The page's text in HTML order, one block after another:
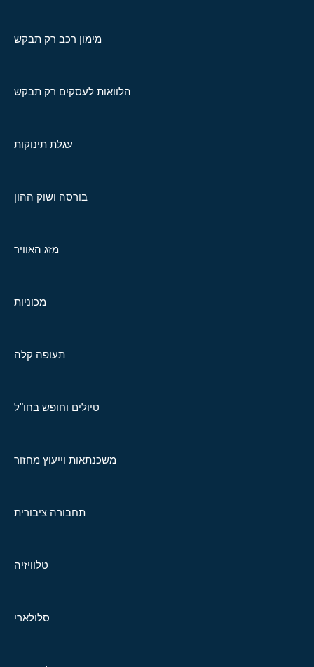
מימון רכב רק תבקש
הלוואות לעסקים רק תבקש
עגלת תינוקות
בורסה ושוק ההון
מזג האוויר
מכוניות
תעופה קלה
טיולים וחופש בחו"ל
משכנתאות וייעוץ מחזור
תחבורה ציבורית
טלוויזיה
סלולארי